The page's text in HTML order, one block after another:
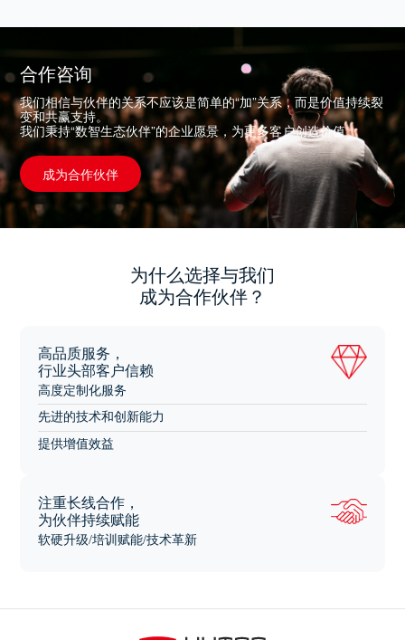
合作咨询
我们相信与伙伴的关系不应该是简单的“加”关系，而是价值持续裂
变和共赢支持。
我们秉持“数智生态伙伴”的企业愿景，为更多客户创造价值。
成为合作伙伴
为什么选择与我们
成为合作伙伴？
高品质服务，
行业头部客户信赖
高度定制化服务
先进的技术和创新能力
提供增值效益
注重长线合作，
为伙伴持续赋能
软硬升级/培训赋能/技术革新